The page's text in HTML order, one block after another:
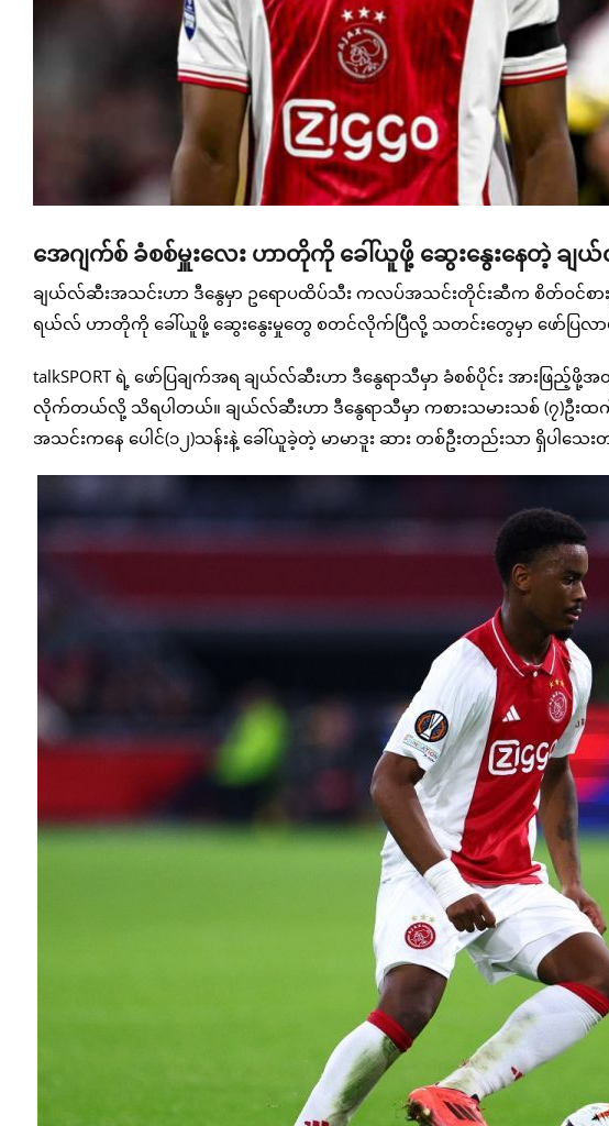
အေဂျက်စ် ခံစစ်မှူးလေး ဟာတိုကို ခေါ်ယူဖို့ ဆွေးနွေးနေတဲ့ ချ
ချယ်လ်ဆီးအသင်းဟာ ဒီနွေမှာ ဥရောပထိပ်သီး ကလပ်အသင်းတိုင်းဆီက စိတ်ဝင်စာ
ရယ်လ် ဟာတိုကို ခေါ်ယူဖို့ ဆွေးနွေးမှုတွေ စတင်လိုက်ပြီလို့ သတင်းတွေမှာ ဖော်ပြလ
talkSPORT ရဲ့ ဖော်ပြချက်အရ ချယ်လ်ဆီးဟာ ဒီနွေရာသီမှာ ခံစစ်ပိုင်း အားဖ
လိုက်တယ်လို့ သိရပါတယ်။ ချယ်လ်ဆီးဟာ ဒီနွေရာသီမှာ ကစားသမားသစ် (၇)ဦးထက်မ
အသင်းကနေ ပေါင်(၁၂)သန်းနဲ့ ခေါ်ယူခဲ့တဲ့ မာမာဒူး ဆား တစ်ဦးတည်းသာ ရှိပါသေ